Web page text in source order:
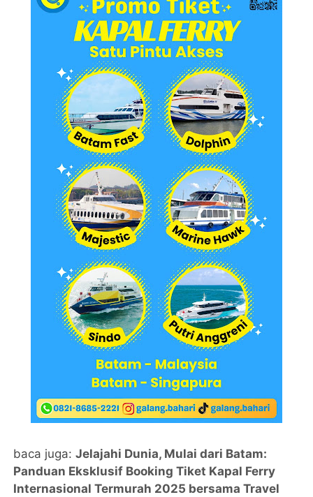
baca juga:Jelajahi Dunia, Mulai dari Batam:
Panduan Eksklusif Booking Tiket Kapal Ferry
Internasional Termurah 2025 bersama Travel